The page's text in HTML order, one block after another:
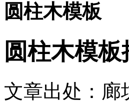
圆柱木模板
圆柱木模板
文章出处：廊